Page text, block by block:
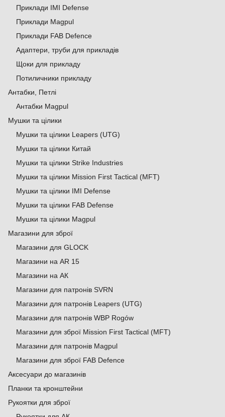
Приклади IMI Defense
Приклади Magpul
Приклади FAB Defence
Адаптери, труби для прикладів
Щоки для прикладу
Потиличники прикладу
Антабки, Петлі
Антабки Magpul
Мушки та цілики
Мушки та цілики Leapers (UTG)
Мушки та цілики Китай
Мушки та цілики Strike Industries
Мушки та цілики Mission First Tactical (MFT)
Мушки та цілики IMI Defense
Мушки та цілики FAB Defense
Мушки та цілики Magpul
Магазини для зброї
Магазини для GLOCK
Магазини на AR 15
Магазини на АК
Магазини для патронів SVRN
Магазини для патронів Leapers (UTG)
Магазини для патронів WBP Rogów
Магазини для зброї Mission First Tactical (MFT)
Магазини для патронів Magpul
Магазини для зброї FAB Defence
Аксесуари до магазинів
Планки та кронштейни
Рукоятки для зброї